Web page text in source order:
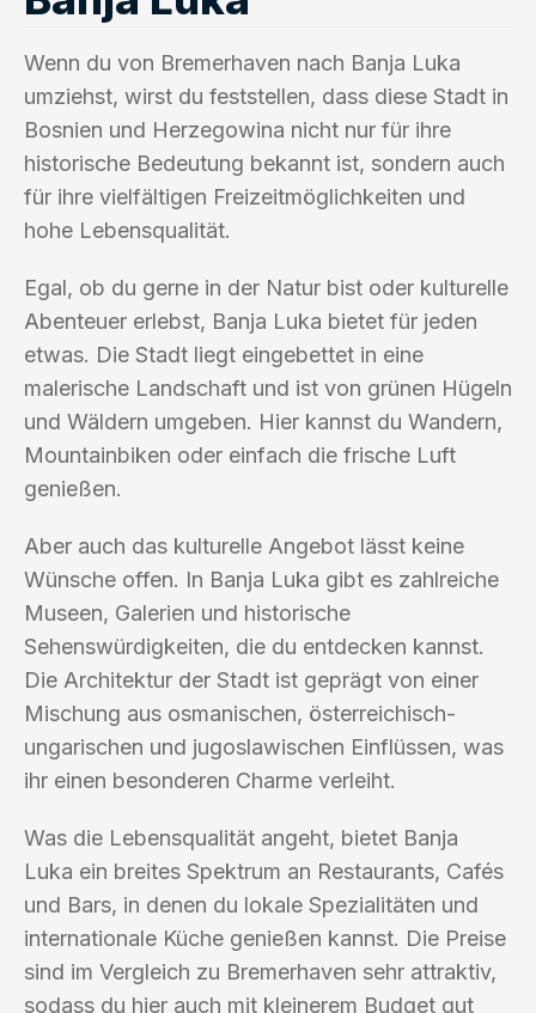
Wenn du von Bremerhaven nach Banja Luka
umziehst, wirst du feststellen, dass diese Stadt in
Bosnien und Herzegowina nicht nur für ihre
historische Bedeutung bekannt ist, sondern auch
für ihre vielfältigen Freizeitmöglichkeiten und
hohe Lebensqualität.
Egal, ob du gerne in der Natur bist oder kulturelle
Abenteuer erlebst, Banja Luka bietet für jeden
etwas. Die Stadt liegt eingebettet in eine
malerische Landschaft und ist von grünen Hügeln
und Wäldern umgeben. Hier kannst du Wandern,
Mountainbiken oder einfach die frische Luft
genießen.
Aber auch das kulturelle Angebot lässt keine
Wünsche offen. In Banja Luka gibt es zahlreiche
Museen, Galerien und historische
Sehenswürdigkeiten, die du entdecken kannst.
Die Architektur der Stadt ist geprägt von einer
Mischung aus osmanischen, österreichisch-
ungarischen und jugoslawischen Einflüssen, was
ihr einen besonderen Charme verleiht.
Was die Lebensqualität angeht, bietet Banja
Luka ein breites Spektrum an Restaurants, Cafés
und Bars, in denen du lokale Spezialitäten und
internationale Küche genießen kannst. Die Preise
sind im Vergleich zu Bremerhaven sehr attraktiv,
sodass du hier auch mit kleinerem Budget gut